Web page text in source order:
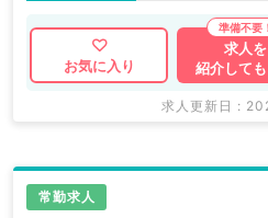
お気に入り
求人を
紹介しても
求人更新日 :
常勤求人